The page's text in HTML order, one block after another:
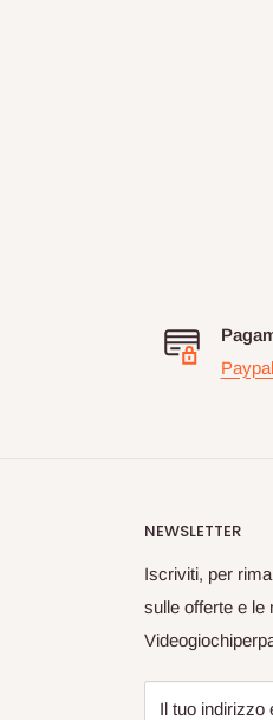
NEWSLETTER
Iscriviti, per
sulle offerte e le
Il tuo indirizzo